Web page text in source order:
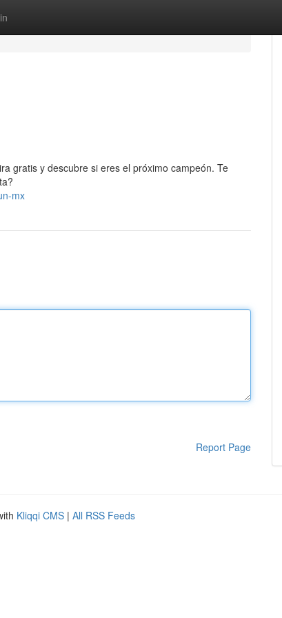
gratis y descubre si eres el próximo campeón. Te
mx
Report Page
Kliqqi CMS | All RSS Feeds